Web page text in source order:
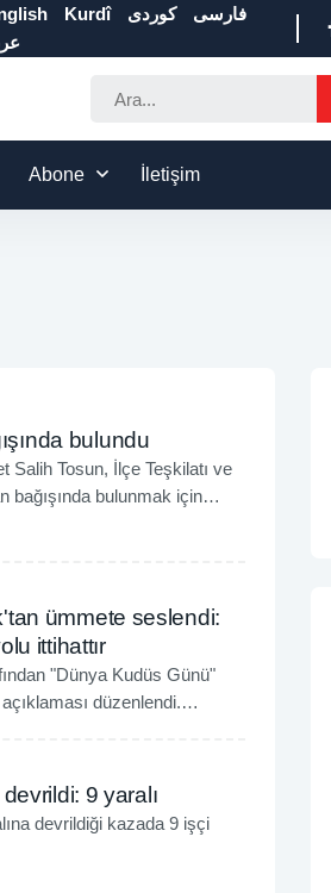
Kurdî كوردی
فارسی
Abone İletişim
bulundu
Salih Tosun, İlçe Teşkilatı ve
bağışında bulunmak için
ümmete seslendi:
ittihattır
"Dünya Kudüs Günü"
düzenlendi.
9 yaralı
devrildiği kazada 9 işçi